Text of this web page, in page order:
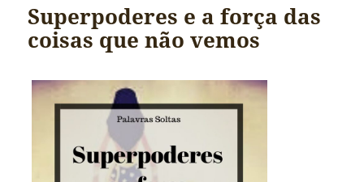
Superpoderes e a força das
coisas que não vemos